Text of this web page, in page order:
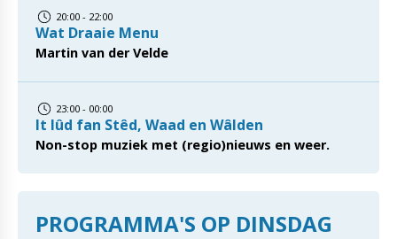
20:00 - 22:00
Wat Draaie Menu
Martin van der Velde
23:00 - 00:00
It lûd fan Stêd, Waad en Wâlden
Non-stop muziek met (regio)nieuws en weer.
PROGRAMMA'S OP DINSDAG